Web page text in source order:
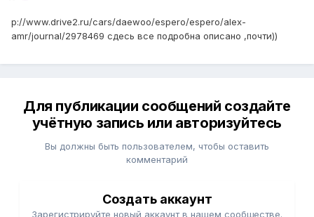
p://www.drive2.ru/cars/daewoo/espero/espero/alex-
amr/journal/2978469 сдесь все подробна описано ,почти))
Для публикации сообщений создайте
учётную запись или авторизуйтесь
Вы должны быть пользователем, чтобы оставить
комментарий
Создать аккаунт
Зарегистрируйте новый аккаунт в нашем сообществе.